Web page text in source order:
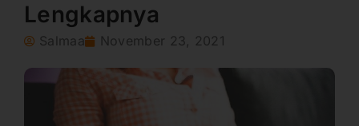
Lengkapnya
Salmaa November 23, 2021